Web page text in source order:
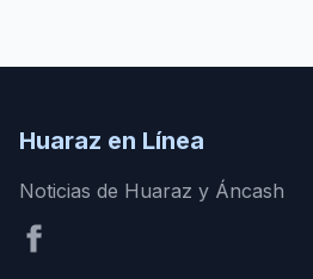
Huaraz en Línea
Noticias de Huaraz y Áncash